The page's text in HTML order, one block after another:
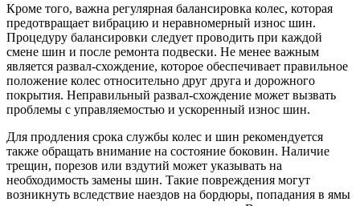
Кроме того, важна регулярная балансировка колес, которая
предотвращает вибрацию и неравномерный износ шин.
Процедуру балансировки следует проводить при каждой
смене шин и после ремонта подвески. Не менее важным
является развал-схождение, которое обеспечивает правильное
положение колес относительно друг друга и дорожного
покрытия. Неправильный развал-схождение может вызвать
проблемы с управляемостью и ускоренный износ шин.
Для продления срока службы колес и шин рекомендуется
также обращать внимание на состояние боковин. Наличие
трещин, порезов или вздутий может указывать на
необходимость замены шин. Такие повреждения могут
возникнуть вследствие наездов на бордюры, попадания в ямы